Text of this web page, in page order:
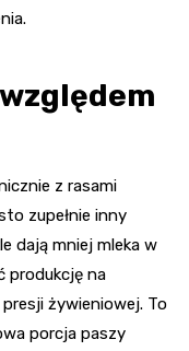
z rasami
zupełnie inny
dają mniej mleka w
produkcję na
żywieniowej. To
porcja paszy